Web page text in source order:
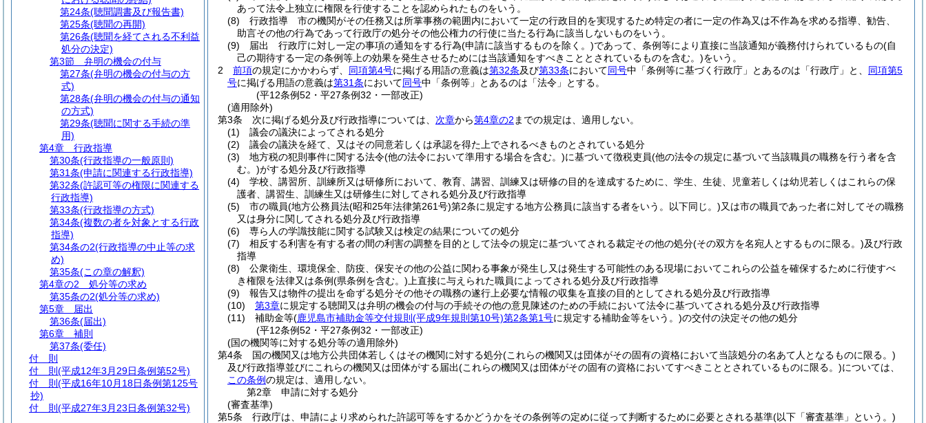
あって法令上独立に権限を行使することを認められたものをいう。
(8)
行政指導 市の機関がその任務又は所掌事務の範囲内において一定の行政目的を実現するため特定の者に一定の作為又は不作為を求める指導、勧告、
助言その他の行為であって行政庁の処分その他公権力の行使に当たる行為に該当しないものをいう。
(9)
届出 行政庁に対し一定の事項の通知をする行為(申請に該当するものを除く。)であって、条例等により直接に当該通知が義務付けられているもの(自
己の期待する一定の条例等上の効果を発生させるためには当該通知をすべきこととされているものを含む。)をいう。
2
前項の規定にかかわらず、 同項第4号に掲げる用語の意義は第32条及び第33条において同号中「条例等に基づく行政庁」とあるのは「行政庁」と、 同項第5
号に掲げる用語の意義は第31条において同号中「条例等」とあるのは「法令」とする。
(平12条例52・平27条例32・一部改正)
(適用除外)
第3条
次に掲げる処分及び行政指導については、 次章から第4章の2 までの規定は、適用しない。
(1)
議会の議決によってされる処分
(2)
議会の議決を経て、又はその同意若しくは承認を得た上でされるべきものとされている処分
(3)
地方税の犯則事件に関する法令(他の法令において準用する場合を含む。)に基づいて徴税吏員(他の法令の規定に基づいて当該職員の職務を行う者を含
む。)がする処分及び行政指導
(4)
学校、講習所、訓練所又は研修所において、教育、講習、訓練又は研修の目的を達成するために、学生、生徒、児童若しくは幼児若しくはこれらの保
護者、講習生、訓練生又は研修生に対してされる処分及び行政指導
(5)
市の職員(地方公務員法(昭和25年法律第261号)第2条に規定する地方公務員に該当する者をいう。以下同じ。)又は市の職員であった者に対してその職務
又は身分に関してされる処分及び行政指導
(6)
専ら人の学識技能に関する試験又は検定の結果についての処分
(7)
相反する利害を有する者の間の利害の調整を目的として法令の規定に基づいてされる裁定その他の処分(その双方を名宛人とするものに限る。)及び行政
指導
(8)
公衆衛生、環境保全、防疫、保安その他の公益に関わる事象が発生し又は発生する可能性のある現場においてこれらの公益を確保するために行使すべ
き権限を法律又は条例(県条例を含む。) 上直接に与えられた職員によってされる処分及び行政指導
(9)
報告又は物件の提出を命ずる処分その他その職務の遂行上必要な情報の収集を直接の目的としてされる処分及び行政指導
(10)
第3章に規定する聴聞又は弁明の機会の付与の手続その他の意見陳述のための手続において法令に基づいてされる処分及び行政指導
(11)
補助金等(鹿児島市補助金等交付規則 (平成9年規則第10号)第2条第1号に規定する補助金等をいう。)の交付の決定その他の処分
(平12条例52・平27条例32・一部改正)
(国の機関等に対する処分等の適用除外)
第4条
国の機関又は地方公共団体若しくはその機関に対する処分(これらの機関又は団体がその固有の資格において当該処分の名あて人となるものに限る。)
及び行政指導並びにこれらの機関又は団体がする届出(これらの機関又は団体がその固有の資格においてすべきこととされているものに限る。)については、
この条例の規定は、適用しない。
第2章
申請に対する処分
(審査基準)
第5条
行政庁は、申請により求められた許認可等をするかどうかをその条例等の定めに従って判断するために必要とされる基準(以下「審査基準」という。)
第24条(聴聞調書及び報告書)
第25条(聴聞の再開)
第26条(聴聞を経てされる不利益
処分の決定)
第3節
弁明の機会の付与
第27条(弁明の機会の付与の方
式)
第28条(弁明の機会の付与の通知
の方式)
第29条(聴聞に関する手続の準
用)
第4章
行政指導
第30条(行政指導の一般原則)
第31条(申請に関連する行政指導)
第32条(許認可等の権限に関連する
行政指導)
第33条(行政指導の方式)
第34条(複数の者を対象とする行政
指導)
第34条の2(行政指導の中止等の求
め)
第35条(この章の解釈)
第4章の2
処分等の求め
第35条の2(処分等の求め)
第5章
届出
第36条(届出)
第6章
補則
第37条(委任)
付 則
付 則 (平成12年3月29日条例第52号)
付 則 (平成16年10月18日条例第125号
抄)
付 則 (平成27年3月23日条例第32号)